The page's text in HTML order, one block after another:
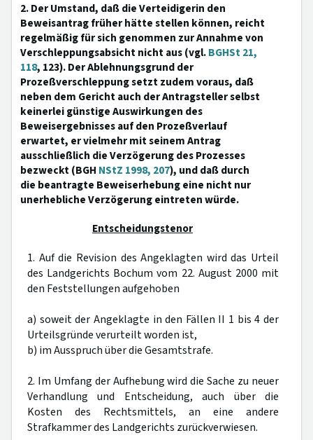
2. Der Umstand, daß die Verteidigerin den
Beweisantrag früher hätte stellen können, reicht
regelmäßig für sich genommen zur Annahme von
Verschleppungsabsicht nicht aus (vgl.BGHSt 21,
118, 123). Der Ablehnungsgrund der
Prozeßverschleppung setzt zudem voraus, daß
neben dem Gericht auch der Antragsteller selbst
keinerlei günstige Auswirkungen des
Beweisergebnisses auf den Prozeßverlauf
erwartet, er vielmehr mit seinem Antrag
ausschließlich die Verzögerung des Prozesses
bezweckt (BGH NStZ 1998, 207), und daß durch
die beantragte Beweiserhebung eine nicht nur
unerhebliche Verzögerung eintreten würde.
Entscheidungstenor
1. Auf die Revision des Angeklagten wird das Urteil
des Landgerichts Bochum vom 22. August 2000 mit
den Feststellungen aufgehoben
a) soweit der Angeklagte in den Fällen II 1 bis 4 der
Urteilsgründe verurteilt worden ist,
b) im Ausspruch über die Gesamtstrafe.
2. Im Umfang der Aufhebung wird die Sache zu neuer
Verhandlung und Entscheidung, auch über die
Kosten des Rechtsmittels, an eine andere
Strafkammer des Landgerichts zurückverwiesen.